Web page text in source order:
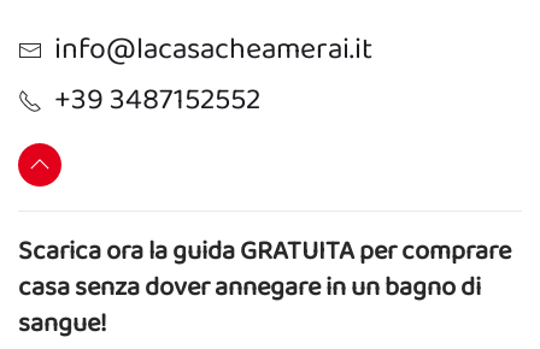
info@lacasacheamerai.it
+39 3487152552
Scarica ora la guida GRATUITA per comprare
casa senza dover annegare in un bagno di
sangue!